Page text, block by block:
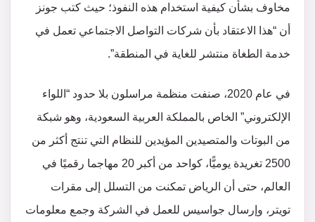
مخاوف بشأن كيفية استخدام هذه النفوذ؛ حيث كتب جونز
أن “هذا الاعتقاد بأن شركات التواصل الاجتماعي تعمل في
خدمة الطغاة منتشر للغاية في المنطقة”.
في عام 2020، صنفت منظمة مراسلون بلا حدود “اللواء
الإلكتروني” الخاص بالمملكة العربية السعودية، وهو شبكة
من البوتات والمتصيدين المؤيدين للنظام التي تنتج أكثر من
2500 تغريدة يوميًّا، كواحد من أكبر 20 مهاجما رقميًا في
العالم، حتى أن الرياض تمكنت من التسلل إلى مقرات
تويتر، وإرسال جواسيس للعمل في الشركة وجمع معلومات